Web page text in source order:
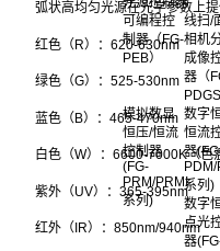
可编程控
制器（FG-
PEB）
线扫/
相机
成像
器（
PDGS
模拟数显
恒压/恒流
控制器
(FG-
PRM/PRMI
系列)
数字
恒流
器
PDM/
系列)
数字
点光
器
弧状高均匀光源在光学参数上
红色（R）：620-630nm
绿色（G）：525-530nm
蓝色（B）：465-470nm
白色（W）：6600-7000K（色
紫外（UV）：365-395nm
红外（IR）：850nm/940nm